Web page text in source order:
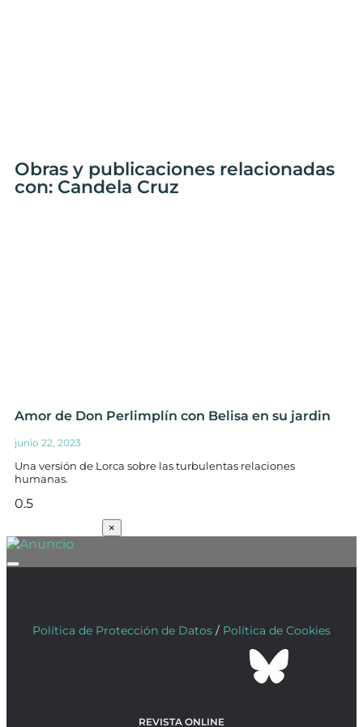
Obras y publicaciones relacionadas
con: Candela Cruz
Amor de Don Perlimplín con Belisa en su jardin
junio 22, 2023
Una versión de Lorca sobre las turbulentas relaciones
humanas.
×
Política de Protección de Datos / Política de Cookies
REVISTA ONLINE